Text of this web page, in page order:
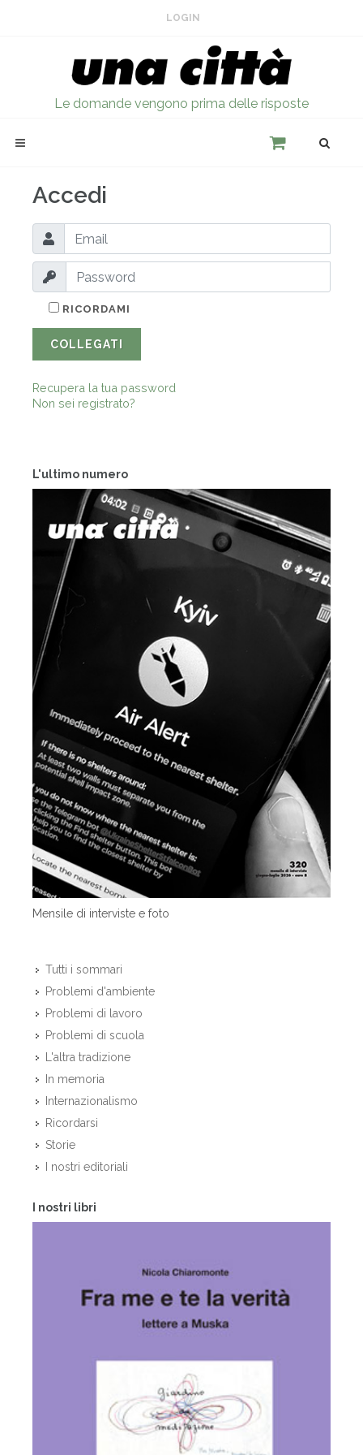
LOGIN
Le domande vengono prima delle risposte
L'ultimo numero
Mensile di interviste e foto
Tutti i sommari
Problemi d'ambiente
Problemi di lavoro
Problemi di scuola
L'altra tradizione
In memoria
Internazionalismo
Ricordarsi
Storie
I nostri editoriali
I nostri libri
Accedi
RICORDAMI
COLLEGATI
Recupera la tua password
Non sei registrato?